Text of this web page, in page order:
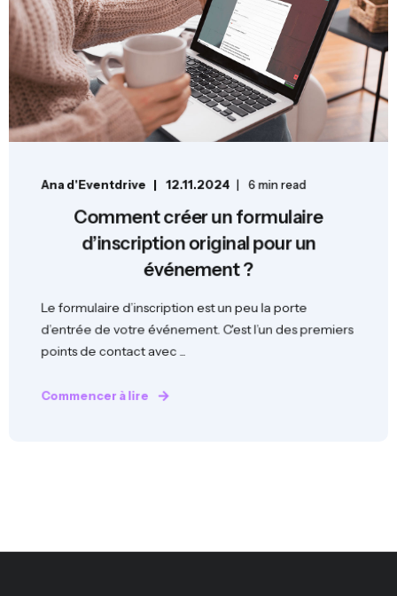
Ana d'Eventdrive 12.11.2024 6 min read
Comment créer un formulaire
d’inscription original pour un
événement ?
Le formulaire d’inscription est un peu la porte
d’entrée de votre événement. C'est l’un des premiers
points de contact avec ...
Commencer à lire